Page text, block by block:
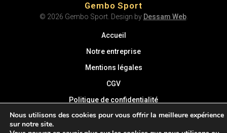
Gembo Sport
© 2026 Gembo Sport. Design by Dessam Web.
Accueil
Notre entreprise
Mentions légales
CGV
Politique de confidentialité
Contact
Nous utilisons des cookies pour vous offrir la meilleure expérience
sur notre site.